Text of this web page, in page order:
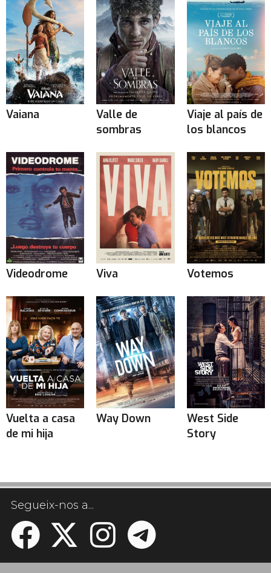
Vaiana
Valle de
sombras
Viaje al país de
los blancos
Videodrome Viva Votemos
Vuelta a casa
de mi hija
Way Down
West Side
Story
Segueix-nos a...